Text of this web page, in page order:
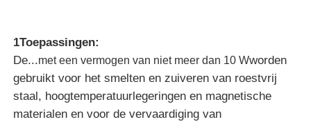
1Toepassingen:
De...met een vermogen van niet meer dan 10 Wworden
gebruikt voor het smelten en zuiveren van roestvrij
staal, hoogtemperatuurlegeringen en magnetische
materialen en voor de vervaardiging van